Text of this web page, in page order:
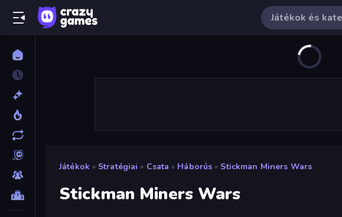
Játékok » Stratégiai » Csata » Háborús » Stickman Miners Wars
Stickman Miners Wars